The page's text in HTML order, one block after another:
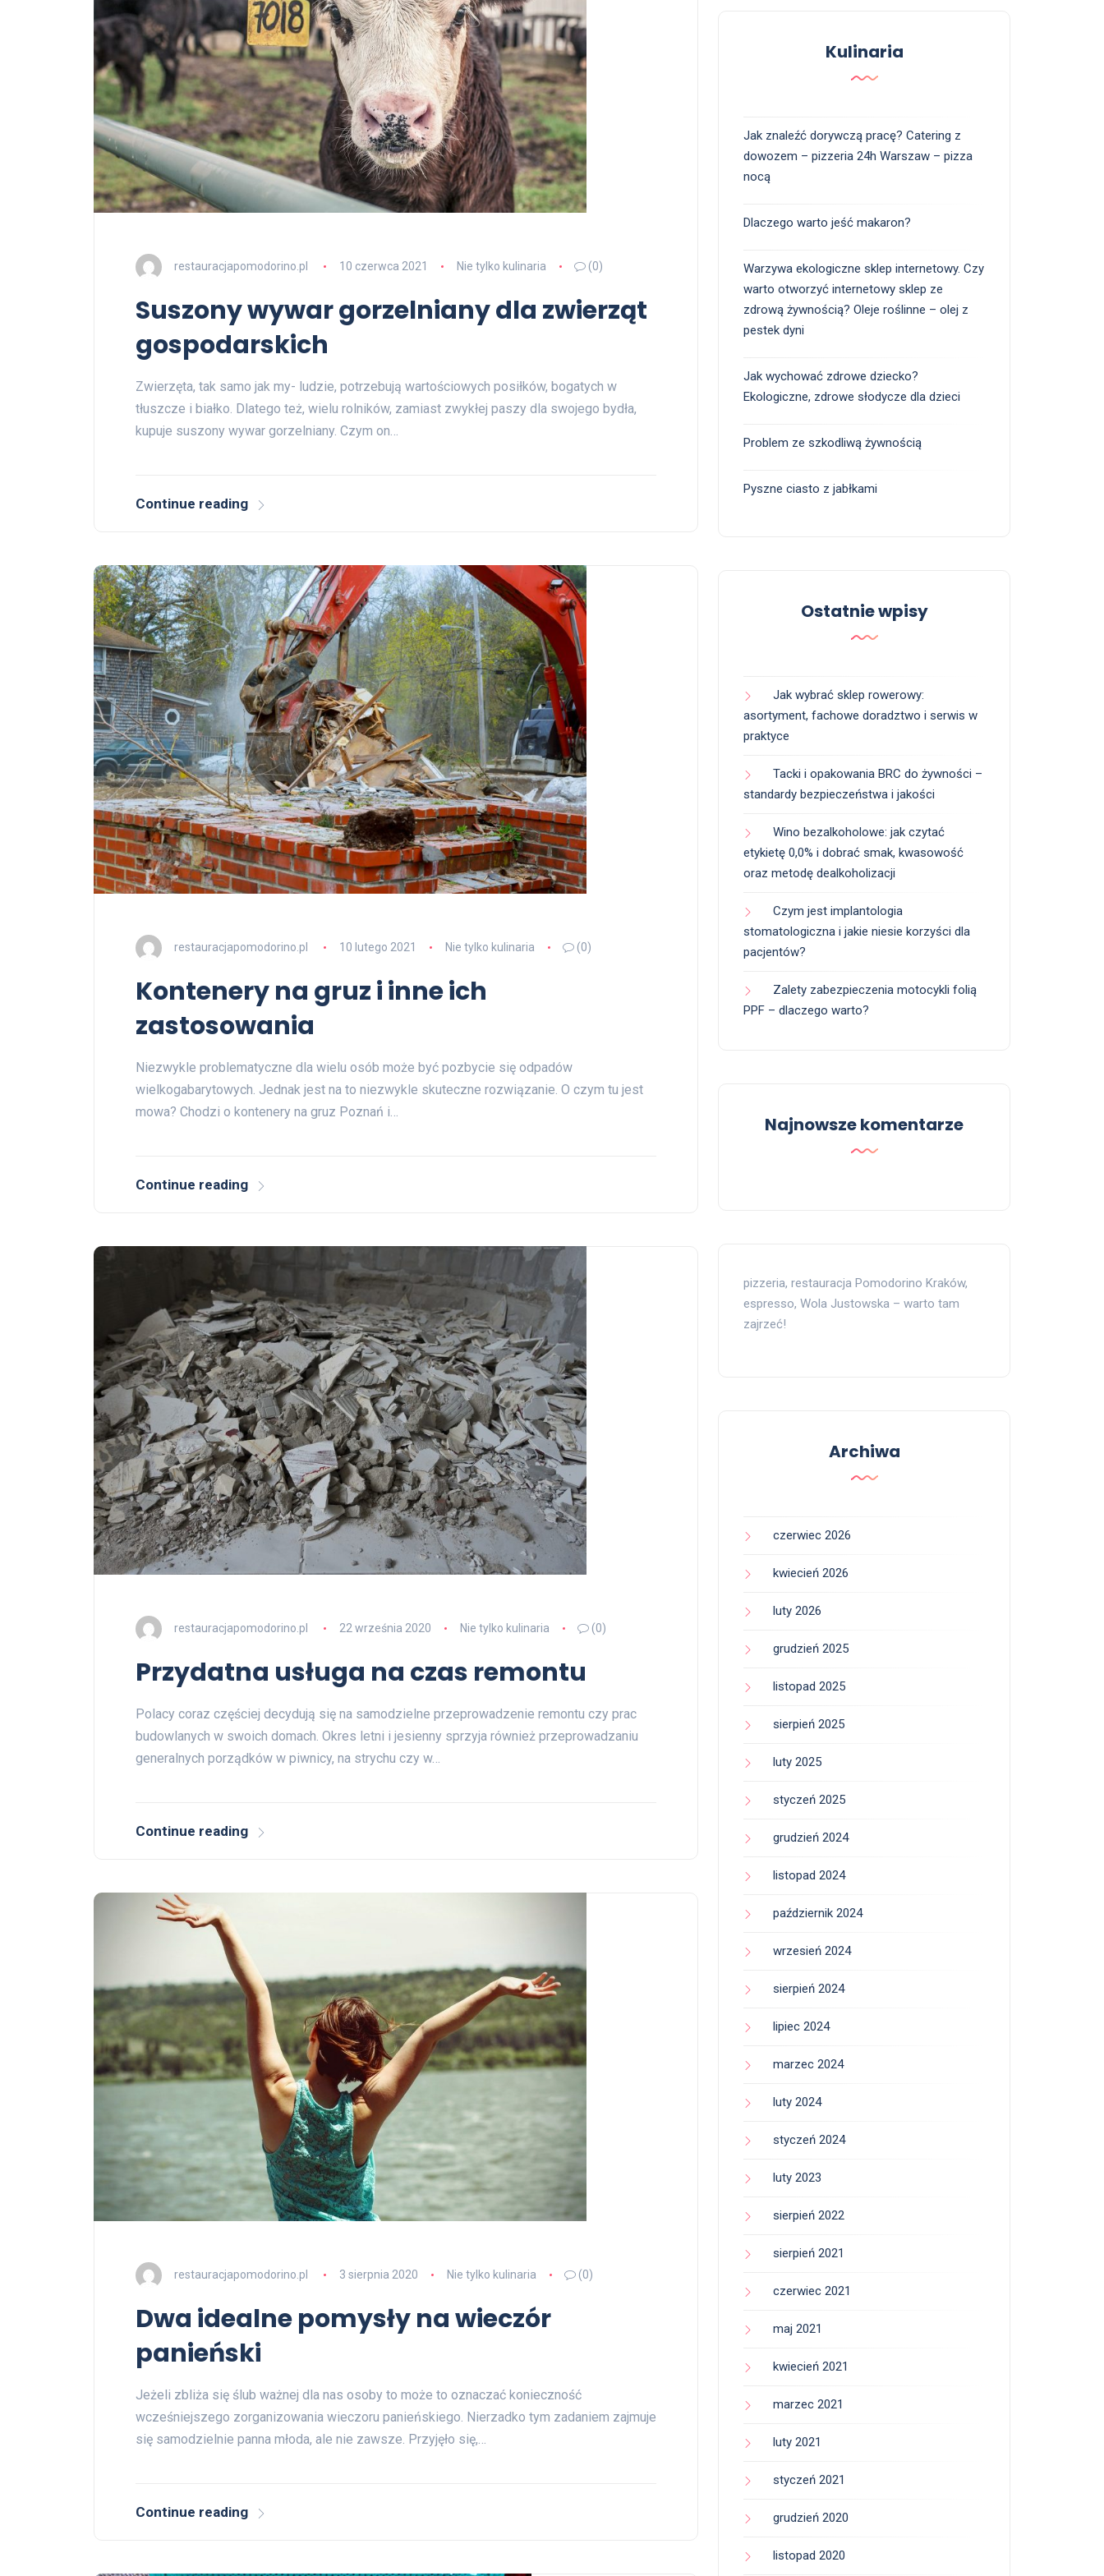
restauracjapomodorino.pl 10 czerwca 2021 Nie tylko kulinaria (0)
Suszony wywar gorzelniany dla zwierząt
gospodarskich
Zwierzęta, tak samo jak my- ludzie, potrzebują wartościowych posiłków, bogatych w
tłuszcze i białko. Dlatego też, wielu rolników, zamiast zwykłej paszy dla swojego bydła,
kupuje suszony wywar gorzelniany. Czym on…
Continue reading
restauracjapomodorino.pl 10 lutego 2021 Nie tylko kulinaria (0)
Kontenery na gruz i inne ich
zastosowania
Niezwykle problematyczne dla wielu osób może być pozbycie się odpadów
wielkogabarytowych. Jednak jest na to niezwykle skuteczne rozwiązanie. O czym tu jest
mowa? Chodzi o kontenery na gruz Poznań i…
Continue reading
restauracjapomodorino.pl 22 września 2020 Nie tylko kulinaria (0)
Przydatna usługa na czas remontu
Polacy coraz częściej decydują się na samodzielne przeprowadzenie remontu czy prac
budowlanych w swoich domach. Okres letni i jesienny sprzyja również przeprowadzaniu
generalnych porządków w piwnicy, na strychu czy w…
Continue reading
restauracjapomodorino.pl 3 sierpnia 2020 Nie tylko kulinaria (0)
Dwa idealne pomysły na wieczór
panieński
Jeżeli zbliża się ślub ważnej dla nas osoby to może to oznaczać konieczność
wcześniejszego zorganizowania wieczoru panieńskiego. Nierzadko tym zadaniem zajmuje
się samodzielnie panna młoda, ale nie zawsze. Przyjęło się,…
Continue reading
Kulinaria
Jak znaleźć dorywczą pracę? Catering z
dowozem – pizzeria 24h Warszaw – pizza
nocą
Dlaczego warto jeść makaron?
Warzywa ekologiczne sklep internetowy. Czy
warto otworzyć internetowy sklep ze
zdrową żywnością? Oleje roślinne – olej z
pestek dyni
Jak wychować zdrowe dziecko?
Ekologiczne, zdrowe słodycze dla dzieci
Problem ze szkodliwą żywnością
Pyszne ciasto z jabłkami
Ostatnie wpisy
Jak wybrać sklep rowerowy:
asortyment, fachowe doradztwo i serwis w
praktyce
Tacki i opakowania BRC do żywności –
standardy bezpieczeństwa i jakości
Wino bezalkoholowe: jak czytać
etykietę 0,0% i dobrać smak, kwasowość
oraz metodę dealkoholizacji
Czym jest implantologia
stomatologiczna i jakie niesie korzyści dla
pacjentów?
Zalety zabezpieczenia motocykli folią
PPF – dlaczego warto?
Najnowsze komentarze
pizzeria, restauracja Pomodorino Kraków,
espresso, Wola Justowska – warto tam
zajrzeć!
Archiwa
czerwiec 2026
kwiecień 2026
luty 2026
grudzień 2025
listopad 2025
sierpień 2025
luty 2025
styczeń 2025
grudzień 2024
listopad 2024
październik 2024
wrzesień 2024
sierpień 2024
lipiec 2024
marzec 2024
luty 2024
styczeń 2024
luty 2023
sierpień 2022
sierpień 2021
czerwiec 2021
maj 2021
kwiecień 2021
marzec 2021
luty 2021
styczeń 2021
grudzień 2020
listopad 2020